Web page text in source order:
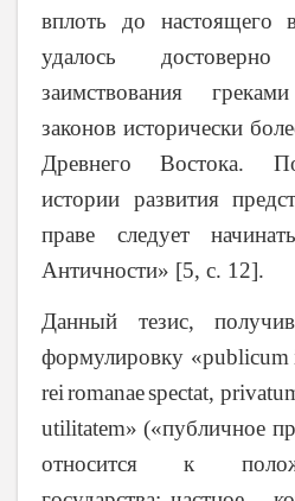
вплоть до настоящего
удалось
заимствования
законов исторически
Древнего Востока.
истории развития
праве следует
Античности» [5, с. 12].
Данный тезис,
формулировку «рublicum
reiromanaespectat,
utilitatem» («публичное
относится к